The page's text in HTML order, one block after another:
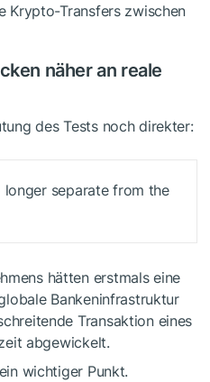
Krypto-Transfers zwischen
näher an reale
des Tests noch direkter:
longer separate from the
hätten erstmals eine
Bankeninfrastruktur
Transaktion eines
abgewickelt.
wichtiger Punkt.